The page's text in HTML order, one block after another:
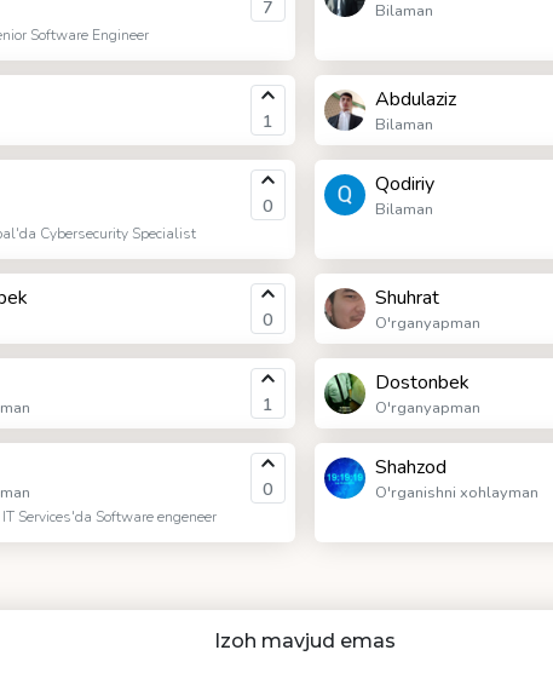
Software Engineer
7 Bilaman
1
Abdulaziz
Bilaman
Cybersecurity Specialist
0
Qodiriy
Bilaman
0
Shuhrat
O'rganyapman
1
Dostonbek
O'rganyapman
Services'da Software engeneer
0
Shahzod
O'rganishni xohlayman
Izoh mavjud emas